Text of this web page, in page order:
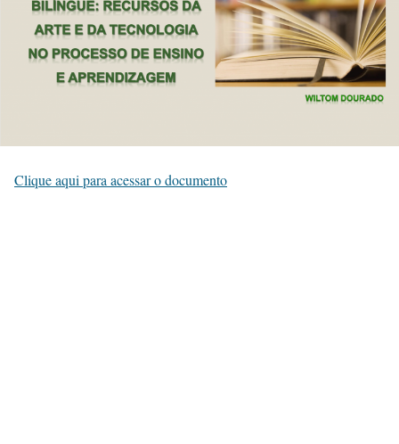
Clique aqui para acessar o documento